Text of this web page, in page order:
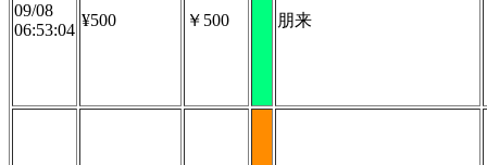
09/08
06:53:04
¥500 ￥500 朋来